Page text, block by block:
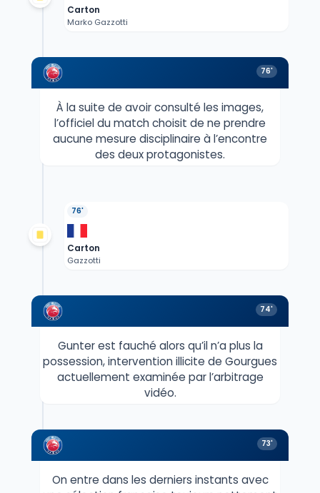
Carton
Marko Gazzotti
76'
À la suite de avoir consulté les images,
l’officiel du match choisit de ne prendre
aucune mesure disciplinaire à l’encontre
des deux protagonistes.
76'
Carton
Gazzotti
74'
Gunter est fauché alors qu’il n’a plus la
possession, intervention illicite de Gourgues
actuellement examinée par l’arbitrage
vidéo.
73'
On entre dans les derniers instants avec